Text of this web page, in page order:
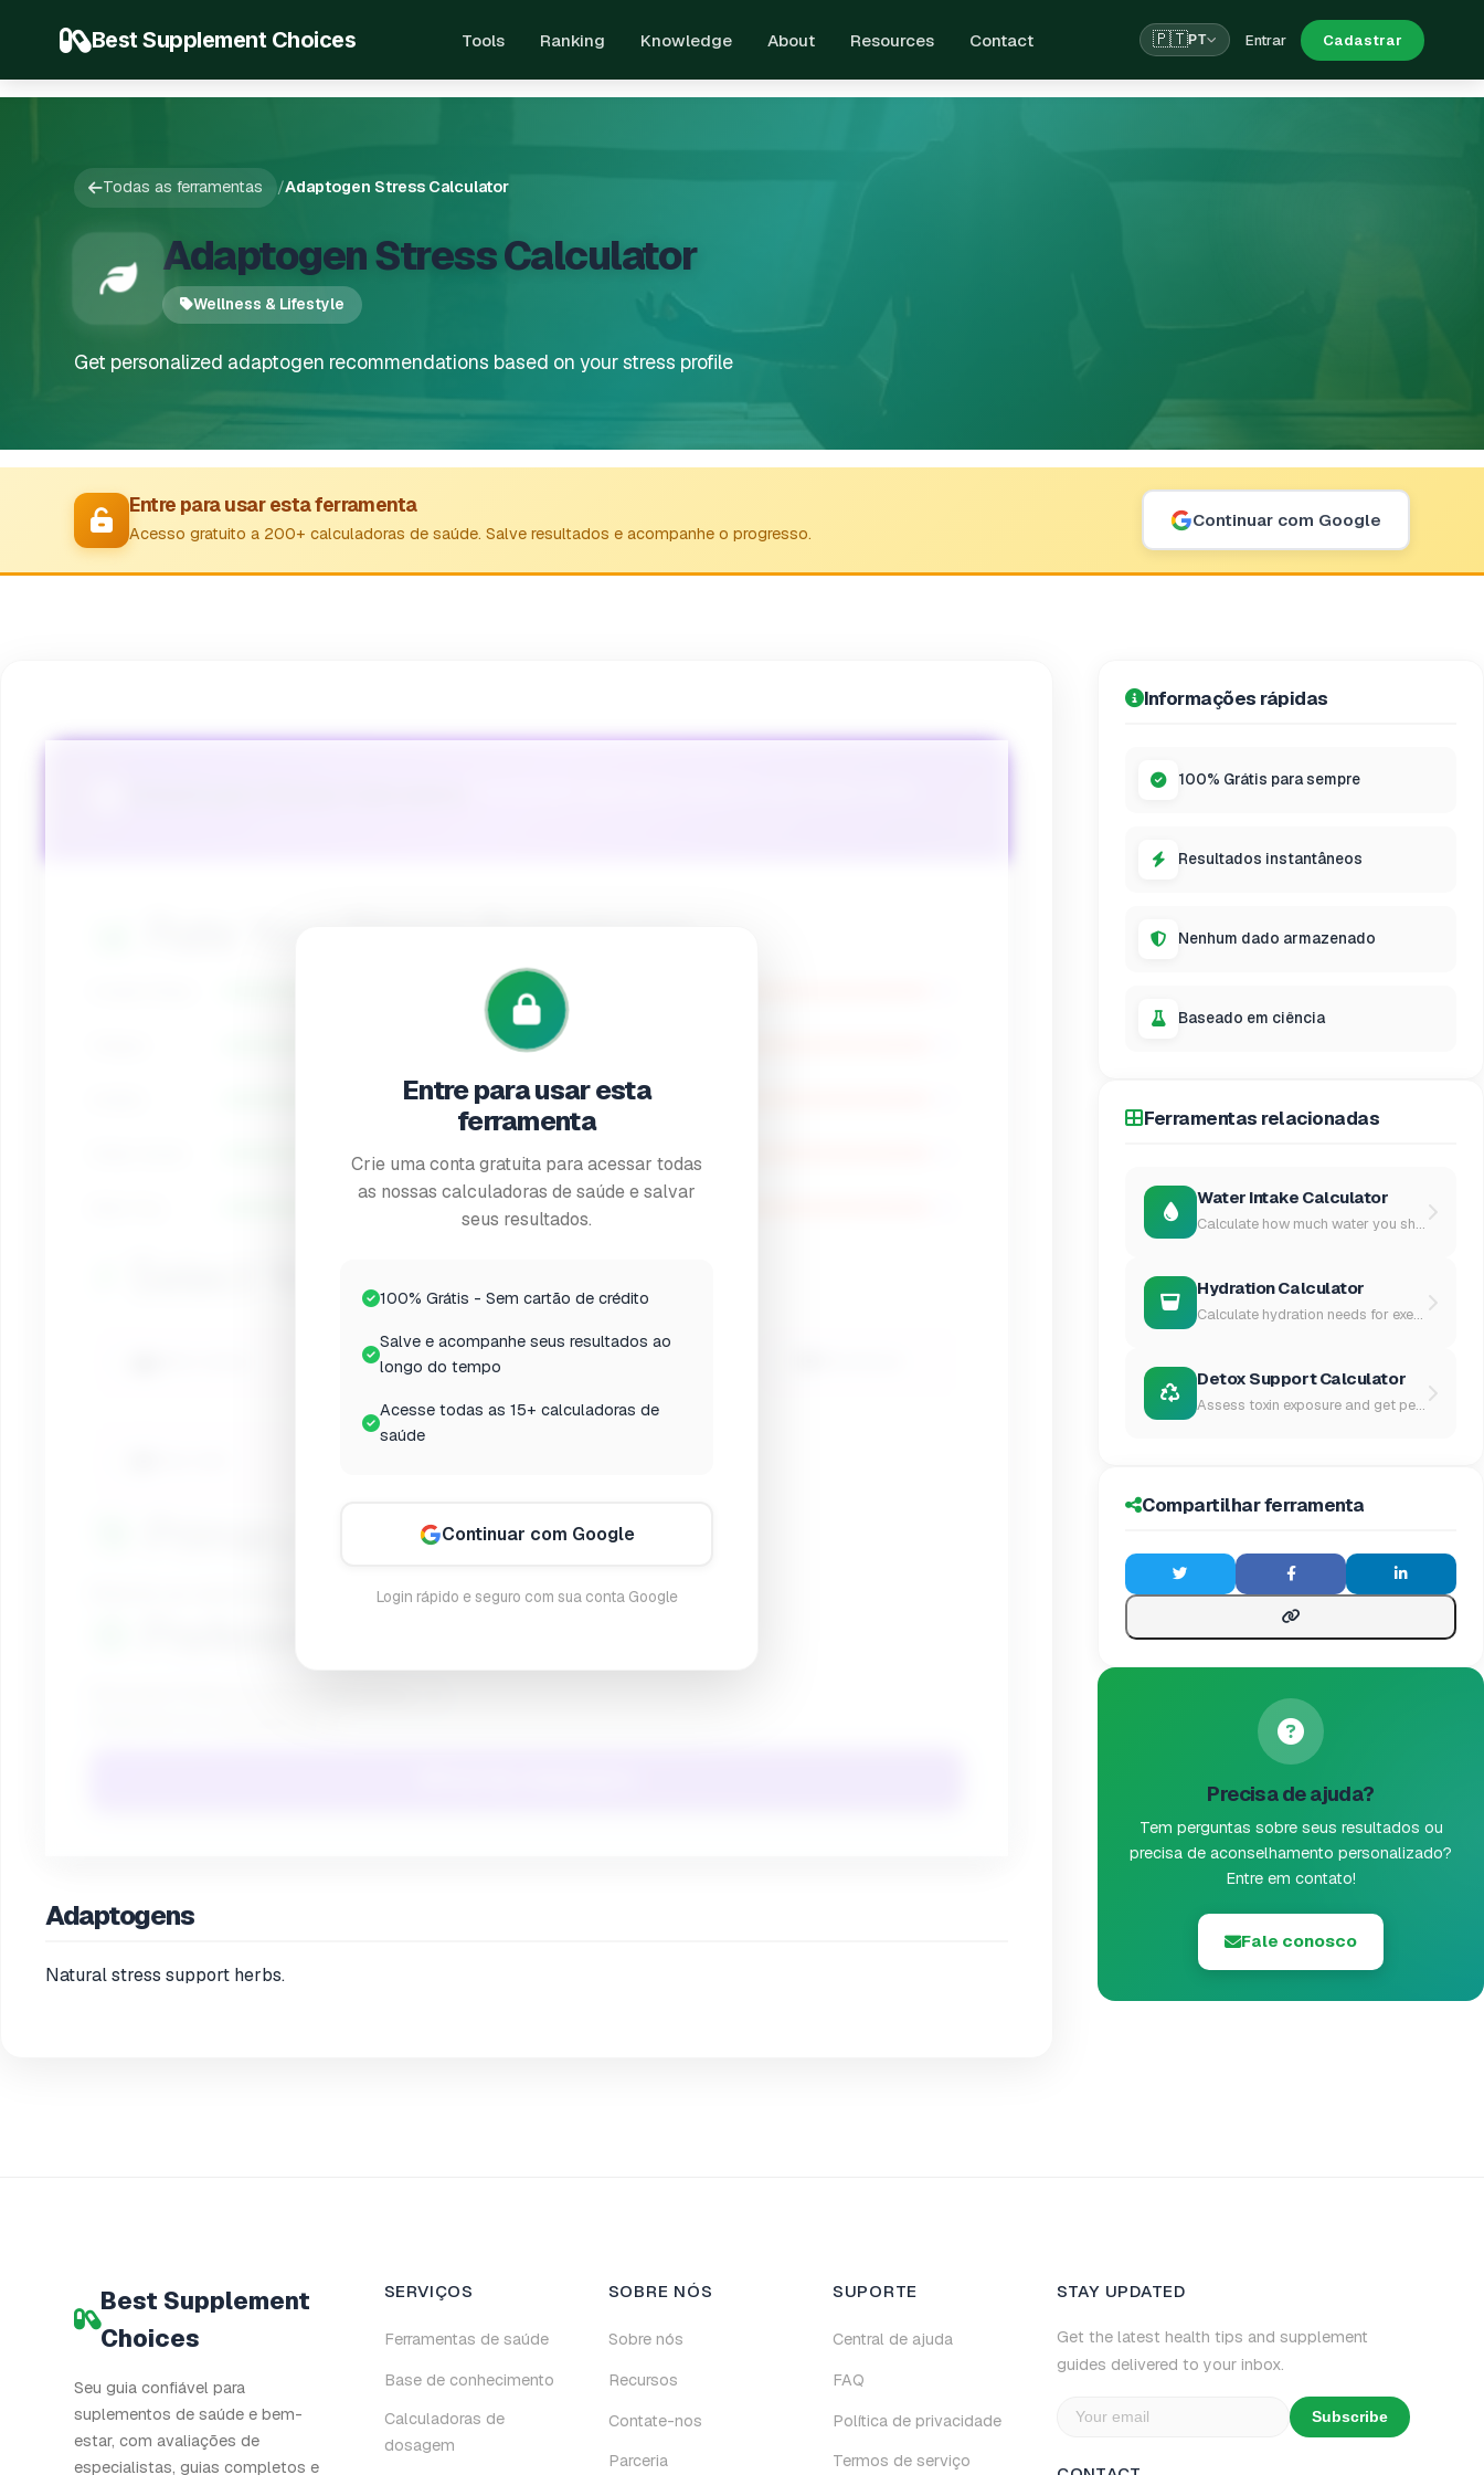
Best Supplement Choices Tools Ranking Knowledge About Resources Contact 🇵🇹PT Entrar Cadastrar
Todas as ferramentas /Adaptogen Stress Calculator
Adaptogen Stress Calculator
Wellness & Lifestyle
Get personalized adaptogen recommendations based on your stress profile
Entre para usar esta ferramenta
Acesso gratuito a 200+ calculadoras de saúde. Salve resultados e acompanhe o progresso.
Continuar com Google
Select Your Stress Factors
😴Poor sleep
What do you want to improve most?
Entre para usar esta
ferramenta
Crie uma conta gratuita para acessar todas
as nossas calculadoras de saúde e salvar
seus resultados.
100% Grátis - Sem cartão de crédito
Salve e acompanhe seus resultados ao
longo do tempo
Acesse todas as 15+ calculadoras de
saúde
Continuar com Google
Login rápido e seguro com sua conta Google
Adaptogens
Natural stress support herbs.
Informações rápidas
100% Grátis para sempre
Resultados instantâneos
Nenhum dado armazenado
Baseado em ciência
Ferramentas relacionadas
Water Intake Calculator
Calculate how much water you should...
Hydration Calculator
Calculate hydration needs for exerc...
Detox Support Calculator
Assess toxin exposure and get perso...
Compartilhar ferramenta
Precisa de ajuda?
Tem perguntas sobre seus resultados ou
precisa de aconselhamento personalizado?
Entre em contato!
Fale conosco
Best Supplement
Choices
Seu guia confiável para
suplementos de saúde e bem-
estar, com avaliações de
especialistas, guias completos e
SERVIÇOS
Ferramentas de saúde
Base de conhecimento
Calculadoras de
dosagem
SOBRE NÓS
Sobre nós
Recursos
Contate-nos
Parceria
SUPORTE
Central de ajuda
FAQ
Política de privacidade
Termos de serviço
STAY UPDATED
Get the latest health tips and supplement
guides delivered to your inbox.
Subscribe